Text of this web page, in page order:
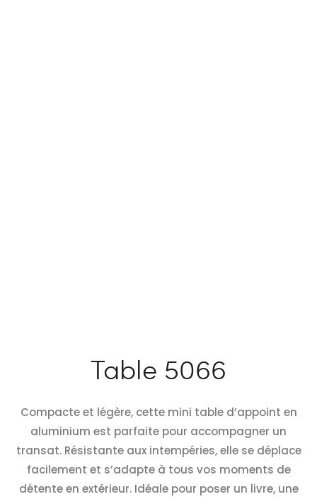
Table 5066
Compacte et légère, cette mini table d’appoint en
aluminium est parfaite pour accompagner un
transat. Résistante aux intempéries, elle se déplace
facilement et s’adapte à tous vos moments de
détente en extérieur. Idéale pour poser un livre, une